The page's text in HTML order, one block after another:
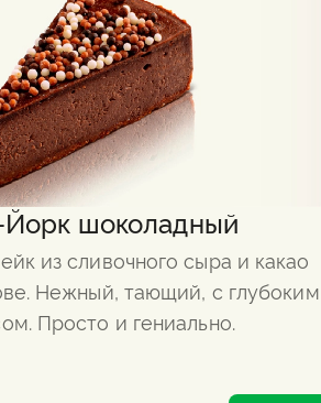
шоколадный
из сливочного сыра и какао
Нежный, тающий, с глубоким
Просто и гениально.